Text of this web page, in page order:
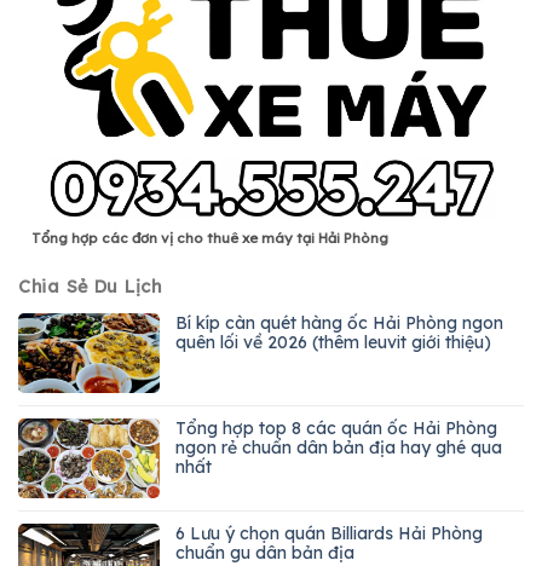
Tổng hợp các đơn vị cho thuê xe máy tại Hải Phòng
Chia Sẻ Du Lịch
Bí kíp càn quét hàng ốc Hải Phòng ngon
quên lối về 2026 (thêm leuvit giới thiệu)
Tổng hợp top 8 các quán ốc Hải Phòng
ngon rẻ chuẩn dân bản địa hay ghé qua
nhất
6 Lưu ý chọn quán Billiards Hải Phòng
chuẩn gu dân bản địa